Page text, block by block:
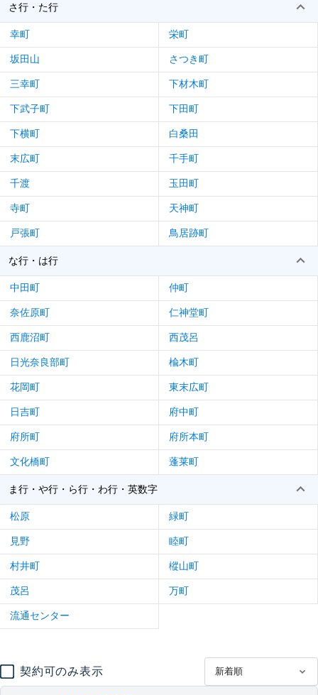
さ行・た行
幸町 栄町
坂田山 さつき町
三幸町 下材木町
下武子町 下田町
下横町 白桑田
末広町 千手町
千渡 玉田町
寺町 天神町
戸張町 鳥居跡町
な行・は行
中田町 仲町
奈佐原町 仁神堂町
西鹿沼町 西茂呂
日光奈良部町 楡木町
花岡町 東末広町
日吉町 府中町
府所町 府所本町
文化橋町 蓬莱町
ま行・や行・ら行・わ行・英数字
松原 緑町
見野 睦町
村井町 樅山町
茂呂 万町
流通センター
契約可のみ表示